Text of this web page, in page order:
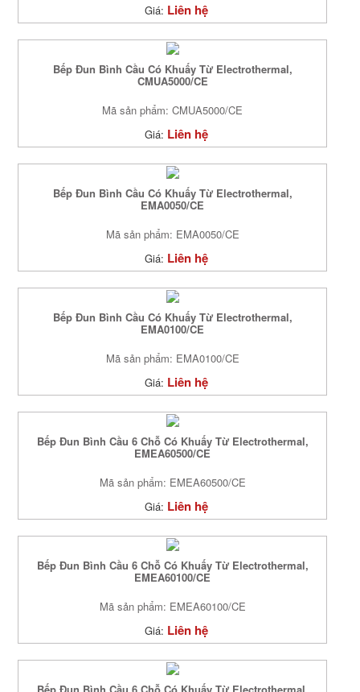
Giá: Liên hệ
Bếp Đun Bình Cầu Có Khuấy Từ Electrothermal,
CMUA5000/CE
Mã sản phẩm: CMUA5000/CE
Giá: Liên hệ
Bếp Đun Bình Cầu Có Khuấy Từ Electrothermal,
EMA0050/CE
Mã sản phẩm: EMA0050/CE
Giá: Liên hệ
Bếp Đun Bình Cầu Có Khuấy Từ Electrothermal,
EMA0100/CE
Mã sản phẩm: EMA0100/CE
Giá: Liên hệ
Bếp Đun Bình Cầu 6 Chỗ Có Khuấy Từ Electrothermal,
EMEA60500/CE
Mã sản phẩm: EMEA60500/CE
Giá: Liên hệ
Bếp Đun Bình Cầu 6 Chỗ Có Khuấy Từ Electrothermal,
EMEA60100/CE
Mã sản phẩm: EMEA60100/CE
Giá: Liên hệ